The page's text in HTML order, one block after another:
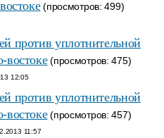
(просмотров: 499)
против уплотнительной
востоке(просмотров: 475)
12:05
против уплотнительной
востоке(просмотров: 457)
11:57